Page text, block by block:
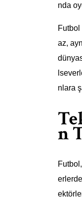
nda
Futbol
az,
nlara
n